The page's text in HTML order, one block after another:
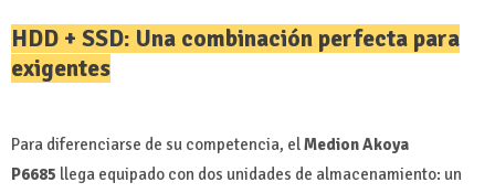
HDD + SSD: Una combinación perfecta para
exigentes
Para diferenciarse de su competencia, elMedion Akoya
P6685 llega equipado con dos unidades de almacenamiento: un